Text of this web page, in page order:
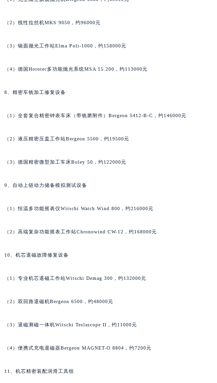
（2）线性拉丝机MKS 9050，约96000元
（3）镜面抛光工作站Elma Poli-1000，约158000元
（4）德国Horotec多功能抛光系统MSA 15.200，约113000元
8、精密车铣加工修复设备
（1）全套复合精密钟表车床（带铣磨附件）Bergeon 5412-B-C，约146000元
（2）液压精密压盖工作站Bergeon 5500，约19500元
（3）德国精密微型加工车床Boley 50，约122000元
9、自动上链动力储备模拟测试设备
（1）恒温多功能摇表仪Witschi Watch Wind 800，约216000元
（2）高端复杂功能摇表工作站Chronowind CW-12，约168000元
10、机芯退磁故障修复设备
（1）专业机芯退磁工作站Witschi Demag 300，约132000元
（2）双回路退磁机Bergeon 6500，约48000元
（3）退磁测磁一体机Witschi Teslascope II，约11000元
（4）便携式充电退磁器Bergeon MAGNET-O 8804，约7200元
11、机芯精密装配润滑工具组